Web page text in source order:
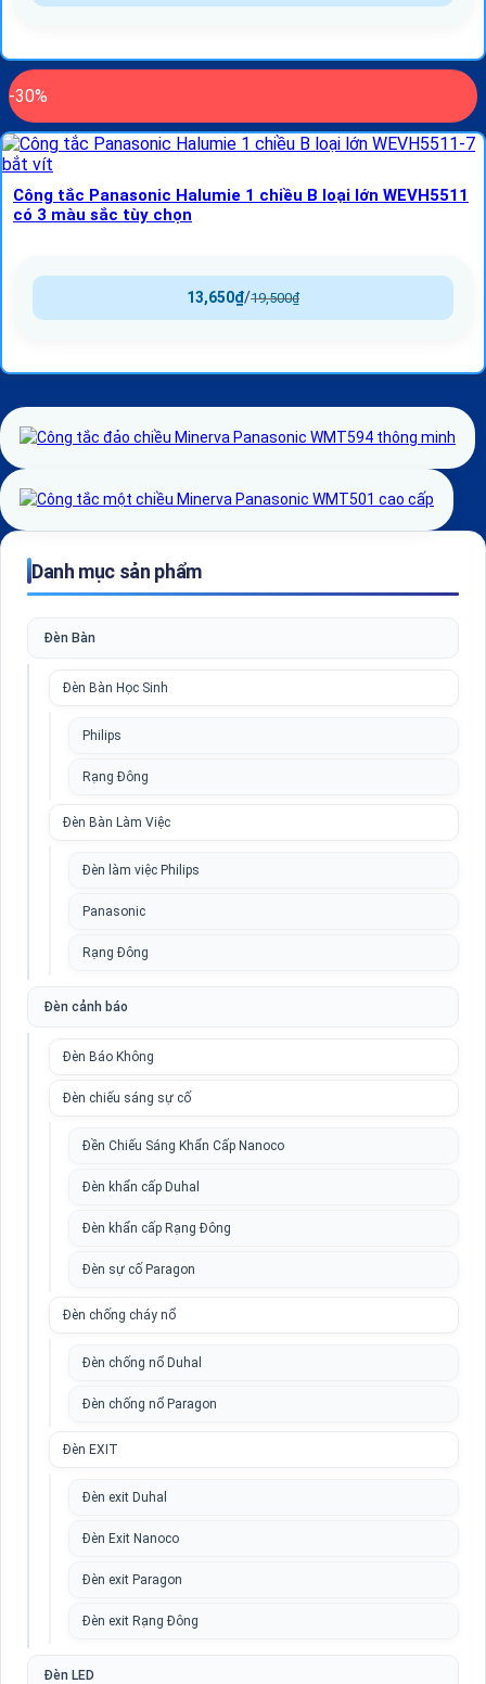
-30%
Công tắc Panasonic Halumie 1 chiều B loại lớn WEVH5511
có 3 màu sắc tùy chọn
19,500₫
/
13,650₫
Danh mục sản phẩm
Đèn Bàn
Đèn Bàn Học Sinh
Philips
Rạng Đông
Đèn Bàn Làm Việc
Đèn làm việc Philips
Panasonic
Rạng Đông
Đèn cảnh báo
Đèn Báo Không
Đèn chiếu sáng sự cố
Đền Chiếu Sáng Khẩn Cấp Nanoco
Đèn khẩn cấp Duhal
Đèn khẩn cấp Rạng Đông
Đèn sự cố Paragon
Đèn chống cháy nổ
Đèn chống nổ Duhal
Đèn chống nổ Paragon
Đèn EXIT
Đèn exit Duhal
Đèn Exit Nanoco
Đèn exit Paragon
Đèn exit Rạng Đông
Đèn LED